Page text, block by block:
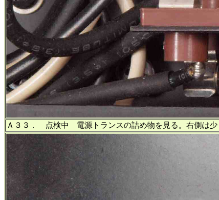
Ａ３３． 点検中 電源トランスの詰め物を見る。右側は少